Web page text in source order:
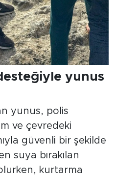
yunus
yunus, polis
ve çevredeki
güvenli bir şekilde
suya bırakılan
kurtarma